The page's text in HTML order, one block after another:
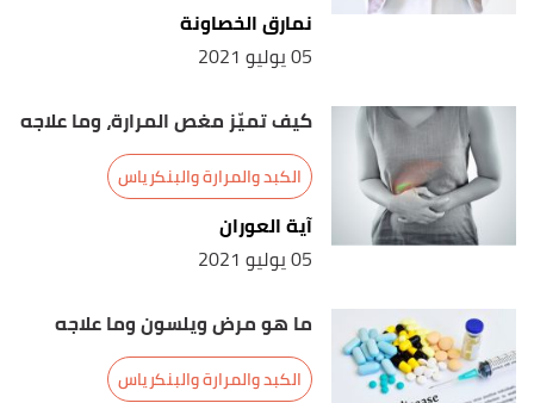
Gallbladder Happy",webmd, Retrieved 3/3/2021.
↑
Jayne Leonard (9/1/2020),"What are the natural
ways to get rid of gallstones?"
medicalnewstoday
Retrieved 3/3/2021. Edited.
↑
"Gall stones – Frequently asked questions and
,pacehospital, Retrieved 3/3/2021.
نمارق الخصاونة
05 يوليو 2021
كيف تميّز مغص المرارة، وما علاجه
الكبد والمرارة والبنكرياس
آية العوران
05 يوليو 2021
ما هو مرض ويلسون وما علاجه
الكبد والمرارة والبنكرياس